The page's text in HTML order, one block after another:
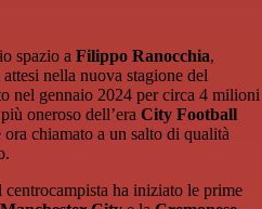
spazio a Filippo Ranocchia,
nella nuova stagione del
nel gennaio 2024 per circa 4 milioni
oneroso dell’era City Football
ora chiamato a un salto di qualità
centrocampista ha iniziato le prime